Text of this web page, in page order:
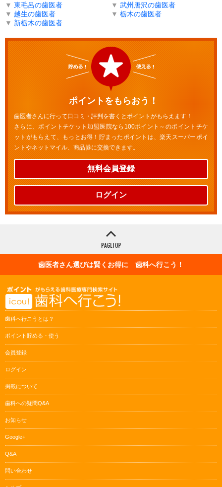
▼ 東毛呂の歯医者 ▼ 武州唐沢の歯医者
▼ 越生の歯医者 ▼ 栃木の歯医者
▼ 新栃木の歯医者
ポイントをもらおう！
歯医者さんに行って口コミ・評判を書くとポイントがもらえます！
さらに、ポイントチケット加盟医院なら100ポイント～のポイントチケ
ットがもらえて、もっとお得！貯まったポイントは、楽天スーパーポイ
ントやネットマイル、商品券に交換できます。
無料会員登録
ログイン
歯医者さん選びは賢くお得に 歯科へ行こう！
歯科へ行こうとは？
ポイント貯める・使う
会員登録
ログイン
掲載について
歯科への疑問Q&A
お知らせ
Google+
Q&A
問い合わせ